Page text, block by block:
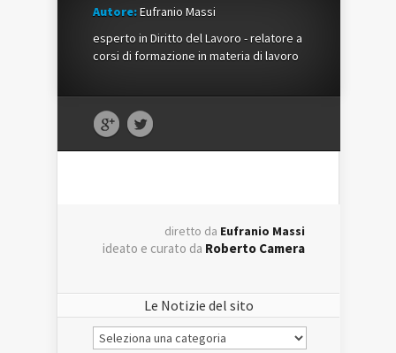
Autore:Eufranio Massi
esperto in Diritto del Lavoro - relatore a
corsi di formazione in materia di lavoro
diretto da Eufranio Massi
ideato e curato da Roberto Camera
Le Notizie del sito
Le
Notizie